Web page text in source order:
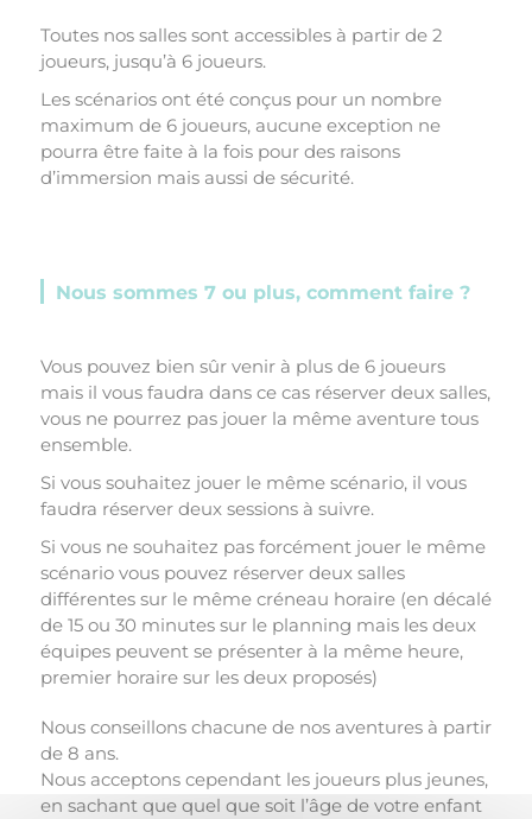
Toutes nos salles sont accessibles à partir de 2
joueurs, jusqu’à 6 joueurs.
Les scénarios ont été conçus pour un nombre
maximum de 6 joueurs, aucune exception ne
pourra être faite à la fois pour des raisons
d’immersion mais aussi de sécurité.
Nous sommes 7 ou plus, comment faire ?
Vous pouvez bien sûr venir à plus de 6 joueurs
mais il vous faudra dans ce cas réserver deux salles,
vous ne pourrez pas jouer la même aventure tous
ensemble.
Si vous souhaitez jouer le même scénario, il vous
faudra réserver deux sessions à suivre.
Si vous ne souhaitez pas forcément jouer le même
scénario vous pouvez réserver deux salles
différentes sur le même créneau horaire (en décalé
de 15 ou 30 minutes sur le planning mais les deux
équipes peuvent se présenter à la même heure,
premier horaire sur les deux proposés)
Nous conseillons chacune de nos aventures à partir
de 8 ans.
Nous acceptons cependant les joueurs plus jeunes,
en sachant que quel que soit l’âge de votre enfant